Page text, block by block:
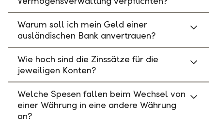
Warum soll ich mein Geld einer
ausländischen Bank anvertrauen?
Wie hoch sind die Zinssätze für die
jeweiligen Konten?
Welche Spesen fallen beim Wechsel von
einer Währung in eine andere Währung
an?